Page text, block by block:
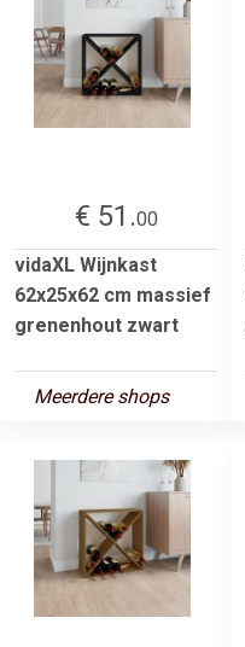
€ 51.00
vidaXL Wijnkast
62x25x62 cm massief
grenenhout zwart
Meerdere shops